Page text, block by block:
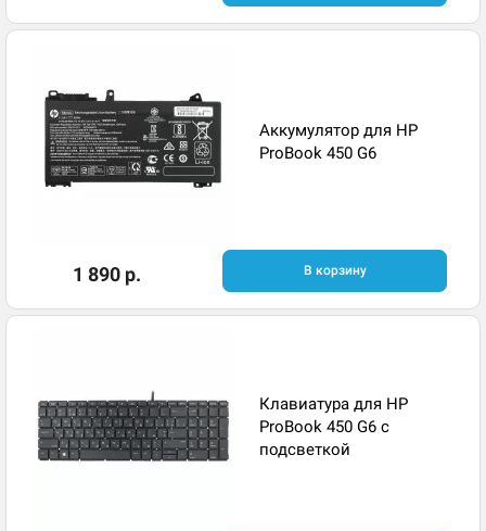
Аккумулятор для HP
ProBook 450 G6
1 890 р. В корзину
Клавиатура для HP
ProBook 450 G6 с
подсветкой